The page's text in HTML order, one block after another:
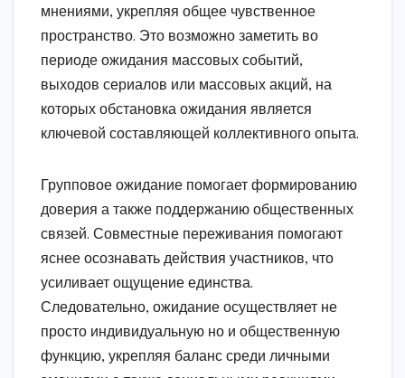
мнениями, укрепляя общее чувственное
пространство. Это возможно заметить во
периоде ожидания массовых событий,
выходов сериалов или массовых акций, на
которых обстановка ожидания является
ключевой составляющей коллективного опыта.
Групповое ожидание помогает формированию
доверия а также поддержанию общественных
связей. Совместные переживания помогают
яснее осознавать действия участников, что
усиливает ощущение единства.
Следовательно, ожидание осуществляет не
просто индивидуальную но и общественную
функцию, укрепляя баланс среди личными